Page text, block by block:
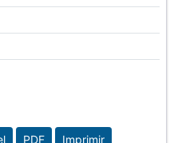
PDF Imprimir